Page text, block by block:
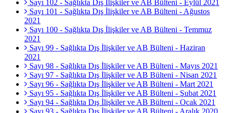
Sayı 102 - Sağlıkta Dış İlişkiler ve AB Bülteni - Eylül 2021
Sayı 101 - Sağlıkta Dış İlişkiler ve AB Bülteni - Ağustos
2021
Sayı 100 - Sağlıkta Dış İlişkiler ve AB Bülteni - Temmuz
2021
Sayı 99 - Sağlıkta Dış İlişkiler ve AB Bülteni - Haziran
2021
Sayı 98 - Sağlıkta Dış İlişkiler ve AB Bülteni - Mayıs 2021
Sayı 97 - Sağlıkta Dış İlişkiler ve AB Bülteni - Nisan 2021
Sayı 96 - Sağlıkta Dış İlişkiler ve AB Bülteni - Mart 2021
Sayı 95 - Sağlıkta Dış İlişkiler ve AB Bülteni - Şubat 2021
Sayı 94 - Sağlıkta Dış İlişkiler ve AB Bülteni - Ocak 2021
Sayı 93 - Sağlıkta Dış İlişkiler ve AB Bülteni - Aralık 2020